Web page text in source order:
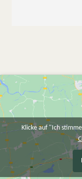
Klicke auf "Ich